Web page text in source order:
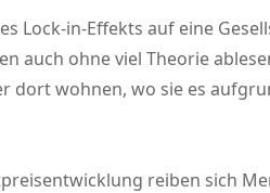
Lock-in-Effekts auf eine
auch ohne viel Theorie
dort wohnen, wo sie es
reiben sich